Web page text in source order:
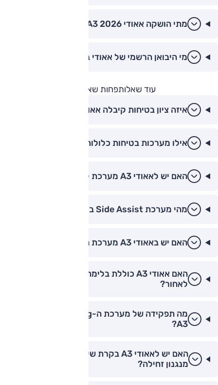
מתי הושקה אאודי A3 2026 בישראל?
מי היבואן הרשמי של אאודי בישראל?
עוד שאלותפחות שאלות
איזה ציון בטיחות קיבלה אאודי A3?
אילו מערכות בטיחות כלולות באאודי A3?
האם יש לאאודי A3 מערכת למניעת התנגשות?
מהי מערכת Side Assist באאודי A3?
האם יש באאודי A3 מערכת חניה אוטומטית?
האם אאודי A3 כוללת בלימה אוטונומית בנסיעה
לאחור?
A3?
האם יש לאאודי A3 בקרת שיוט אדפטיבית עם
מנגנון זחילה?